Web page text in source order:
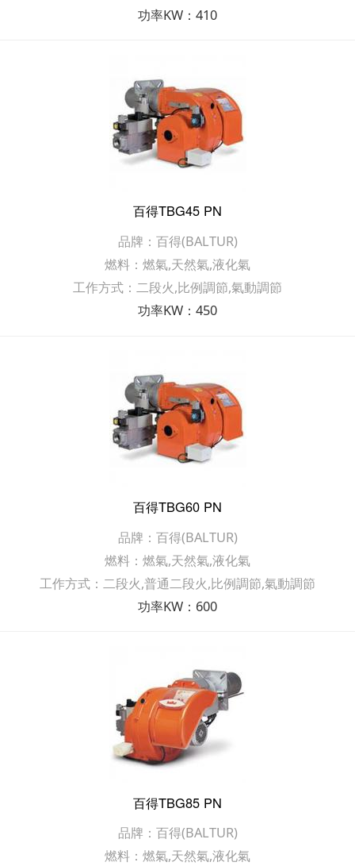
功率KW：410
百得TBG45 PN
品牌：百得(BALTUR)
燃料：燃氣,天然氣,液化氣
工作方式：二段火,比例調節,氣動調節
功率KW：450
百得TBG60 PN
品牌：百得(BALTUR)
燃料：燃氣,天然氣,液化氣
工作方式：二段火,普通二段火,比例調節,氣動調節
功率KW：600
百得TBG85 PN
品牌：百得(BALTUR)
燃料：燃氣,天然氣,液化氣